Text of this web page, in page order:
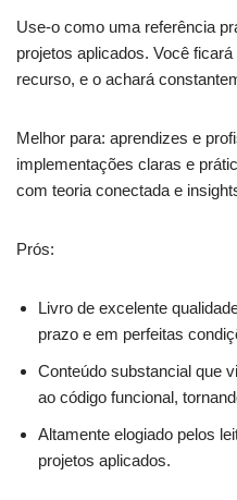
Use-o como uma referência
projetos aplicados. Você
recurso, e o achará
Melhor para: aprendizes e
implementações claras e
com teoria conectada e
Prós:
Livro de excelente
prazo e em perfeitas
Conteúdo substancial que
ao código funcional,
Altamente elogiado pelos
projetos aplicados.